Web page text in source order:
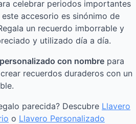
celebrar periodos importantes
accesorio es sinónimo de
un recuerdo imborrable y
y utilizado día a día.
con nombre para
recuerdos duraderos con un
parecida? Descubre Llavero
o Llavero Personalizado